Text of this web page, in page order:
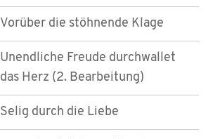
Vorüber die stöhnende Klage
Unendliche Freude durchwallet
das Herz (2. Bearbeitung)
Selig durch die Liebe